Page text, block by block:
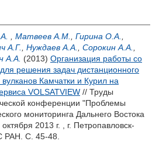
Матвеев А.М. Гирина О.А.
А.Г. Нуждаев А.А. Сорокин А.А.
А.А. (2013) Организация работы со
решения задач дистанционного
Камчатки и Курил на
VOLSATVIEW // Труды
конференции "Проблемы
мониторинга Дальнего Востока
2013 г. , г. Петропавловск-
РАН. С. 45-48.